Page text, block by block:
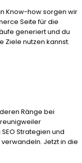
Know-how sorgen wir
Seite für die
generiert und du
Ziele nutzen kannst.
Ränge bei
Strategien und
Jetzt in die